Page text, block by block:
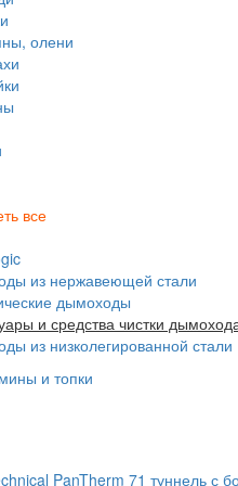
олени
все
из нержавеющей стали
дымоходы
и средства чистки
из низколегированной стали
и топки